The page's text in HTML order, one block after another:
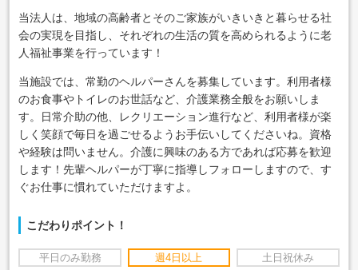
当法人は、地域の高齢者とそのご家族がいきいきと暮らせる社
会の実現を目指し、それぞれの生活の質を高められるように老
人福祉事業を行っています！
当施設では、常勤のヘルパーさんを募集しています。利用者様
のお食事やトイレのお世話など、介護業務全般をお願いしま
す。日常介助の他、レクリエーション進行など、利用者様が楽
しく笑顔で毎日を過ごせるようお手伝いしてくださいね。資格
や経験は問いません。介護に興味のある方であれば応募を歓迎
します！先輩ヘルパーが丁寧に指導しフォローしますので、す
ぐお仕事に慣れていただけますよ。
こだわりポイント！
平日のみ勤務 週4日以上 土日祝休み